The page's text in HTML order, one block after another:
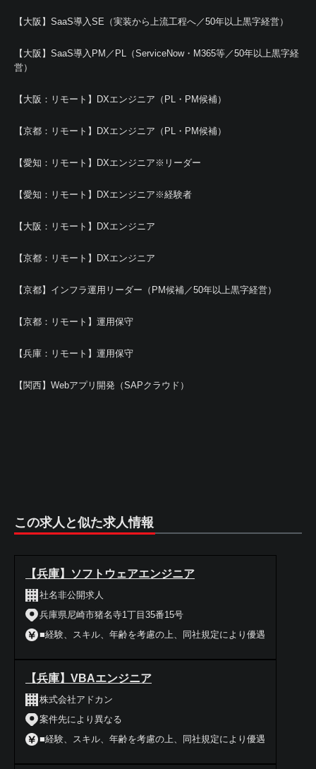
【大阪】SaaS導入SE（実装から上流工程へ／50年以上黒字経営）
【大阪】SaaS導入PM／PL（ServiceNow・M365等／50年以上黒字経
営）
【大阪：リモート】DXエンジニア（PL・PM候補）
【京都：リモート】DXエンジニア（PL・PM候補）
【愛知：リモート】DXエンジニア※リーダー
【愛知：リモート】DXエンジニア※経験者
【大阪：リモート】DXエンジニア
【京都：リモート】DXエンジニア
【京都】インフラ運用リーダー（PM候補／50年以上黒字経営）
【京都：リモート】運用保守
【兵庫：リモート】運用保守
【関西】Webアプリ開発（SAPクラウド）
この求人と似た求人情報
【兵庫】ソフトウェアエンジニア
社名非公開求人
兵庫県尼崎市猪名寺1丁目35番15号
■経験、スキル、年齢を考慮の上、同社規定により優遇
【兵庫】VBAエンジニア
株式会社アドカン
案件先により異なる
■経験、スキル、年齢を考慮の上、同社規定により優遇